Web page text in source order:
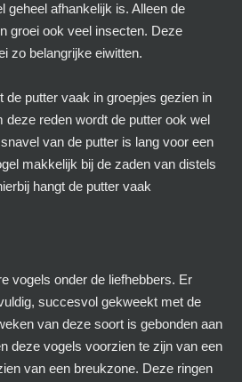
geheel afhankelijk is. Alleen de
groei ook veel insecten. Deze
zo belangrijke eiwitten.
de putter vaak in groepjes gezien in
deze reden wordt de putter ook wel
van de putter is lang voor een
makkelijk bij de zaden van distels
hangt de putter vaak
vogels onder de liefhebbers. Er
succesvol gekweekt met de
van deze soort is gebonden aan
deze vogels voorzien te zijn van een
van een breukzone. Deze ringen